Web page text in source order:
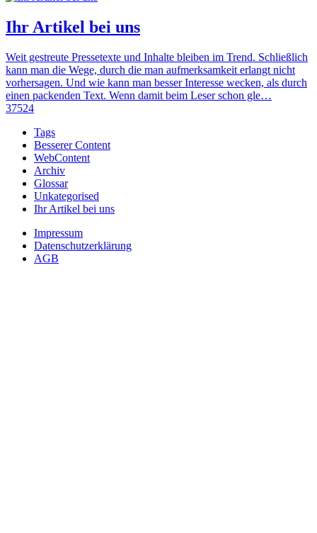
Ihr Artikel bei uns
Weit gestreute Pressetexte und Inhalte bleiben im Trend. Schließlich
kann man die Wege, durch die man aufmerksamkeit erlangt nicht
vorhersagen. Und wie kann man besser Interesse wecken, als durch
einen packenden Text. Wenn damit beim Leser schon gle…
37524
Tags
Besserer Content
WebContent
Archiv
Glossar
Unkategorised
Ihr Artikel bei uns
Impressum
Datenschutzerklärung
AGB